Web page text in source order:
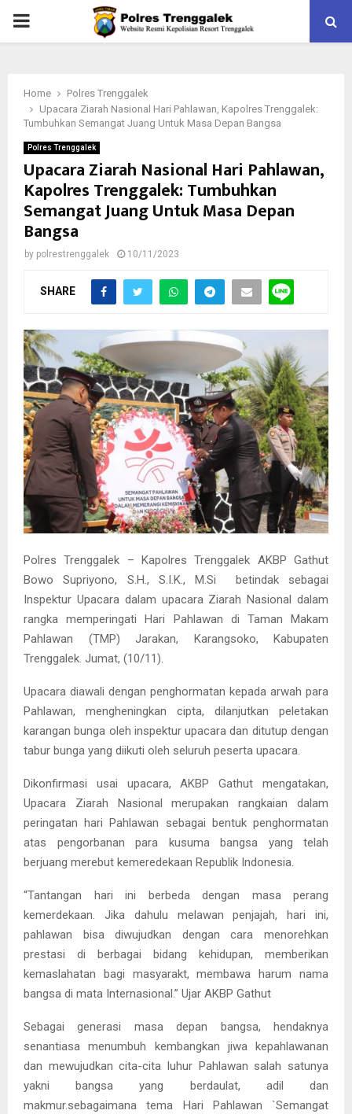
PRIMARY
Home
Polres Trenggalek
Upacara Ziarah Nasional Hari Pahlawan, Kapolres Trenggalek:
Tumbuhkan Semangat Juang Untuk Masa Depan Bangsa
Polres Trenggalek
Upacara Ziarah Nasional Hari Pahlawan,
Kapolres Trenggalek: Tumbuhkan
Semangat Juang Untuk Masa Depan
Bangsa
by polrestrenggalek 10/11/2023
SHARE
Polres Trenggalek – Kapolres Trenggalek AKBP Gathut
Bowo Supriyono, S.H., S.I.K., M.Si betindak sebagai
Inspektur Upacara dalam upacara Ziarah Nasional dalam
rangka memperingati Hari Pahlawan di Taman Makam
Pahlawan (TMP) Jarakan, Karangsoko, Kabupaten
Trenggalek. Jumat, (10/11).
Upacara diawali dengan penghormatan kepada arwah para
Pahlawan, mengheningkan cipta, dilanjutkan peletakan
karangan bunga oleh inspektur upacara dan ditutup dengan
tabur bunga yang diikuti oleh seluruh peserta upacara.
Dikonfirmasi usai upacara, AKBP Gathut mengatakan,
Upacara Ziarah Nasional merupakan rangkaian dalam
peringatan hari Pahlawan sebagai bentuk penghormatan
atas pengorbanan para kusuma bangsa yang telah
berjuang merebut kemeredekaan Republik Indonesia.
“Tantangan hari ini berbeda dengan masa perang
kemerdekaan. Jika dahulu melawan penjajah, hari ini,
pahlawan bisa diwujudkan dengan cara menorehkan
prestasi di berbagai bidang kehidupan, memberikan
kemaslahatan bagi masyarakt, membawa harum nama
bangsa di mata Internasional.” Ujar AKBP Gathut
Sebagai generasi masa depan bangsa, hendaknya
senantiasa menumbuh kembangkan jiwa kepahlawanan
dan mewujudkan cita-cita luhur Pahlawan salah satunya
yakni bangsa yang berdaulat, adil dan
makmur.sebagaimana tema Hari Pahlawan `Semangat